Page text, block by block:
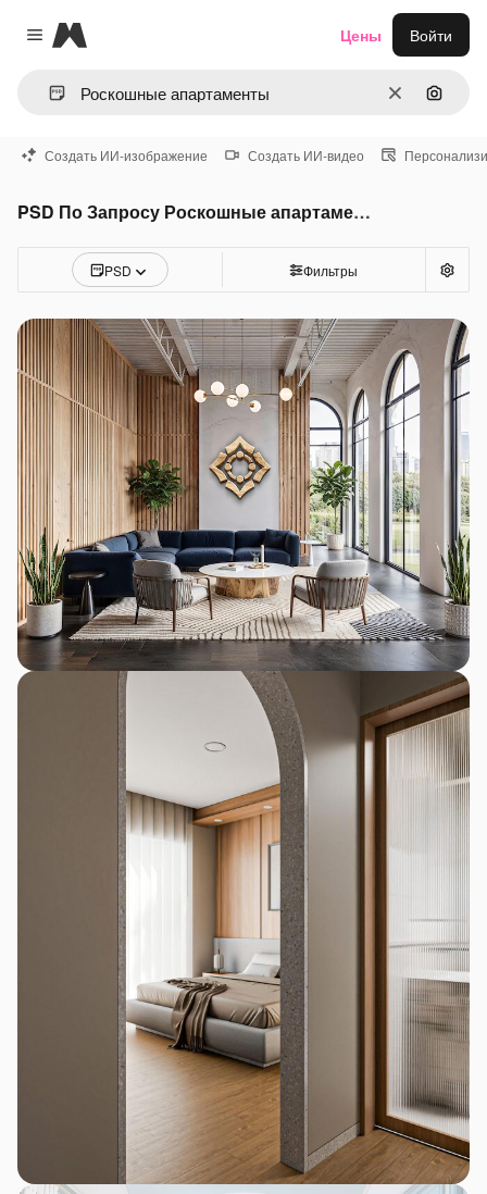
Close menu
Magnific
ОчиститьПоиск
Цены Войти
Создать ИИ-изображение Создать ИИ-видео
PSD По Запросу Роскошные апартаменты
PSD Фильтры